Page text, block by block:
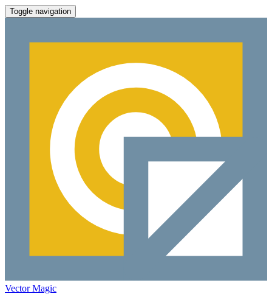
Toggle navigation
Vector Magic